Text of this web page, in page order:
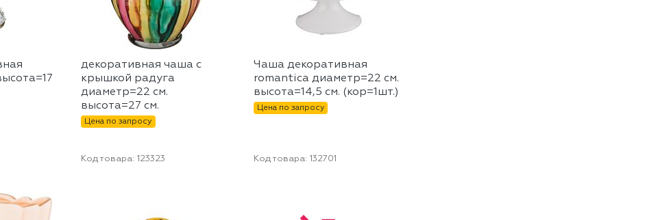
декоративная чаша с
крышкой радуга
диаметр=22 см.
высота=27 см.
Цена по запросу
Чаша декоративная
romantica диаметр=22 см.
высота=14,5 см. (кор=1шт.)
Цена по запросу
Код товара: 123323 Код товара: 132701